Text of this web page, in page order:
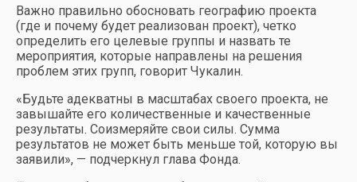
Важно правильно обосновать географию проекта
(где и почему будет реализован проект), четко
определить его целевые группы и назвать те
мероприятия, которые направлены на решения
проблем этих групп, говорит Чукалин.
«Будьте адекватны в масштабах своего проекта, не
завышайте его количественные и качественные
результаты. Соизмеряйте свои силы. Сумма
результатов не может быть меньше той, которую вы
заявили», — подчеркнул глава Фонда.